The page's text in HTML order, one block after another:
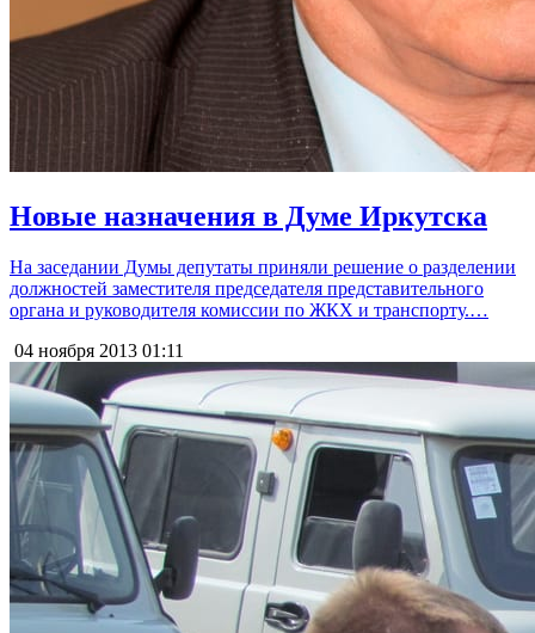
Новые назначения в Думе Иркутска
На заседании Думы депутаты приняли решение о разделении
должностей заместителя председателя представительного
органа и руководителя комиссии по ЖКХ и транспорту.…
04 ноября 2013 01:11